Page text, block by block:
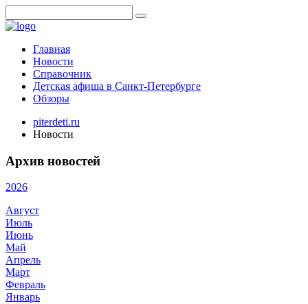
Главная
Новости
Справочник
Детская афиша в Санкт-Петербурге
Обзоры
piterdeti.ru
Новости
Архив новостей
2026
Август
Июль
Июнь
Май
Апрель
Март
Февраль
Январь